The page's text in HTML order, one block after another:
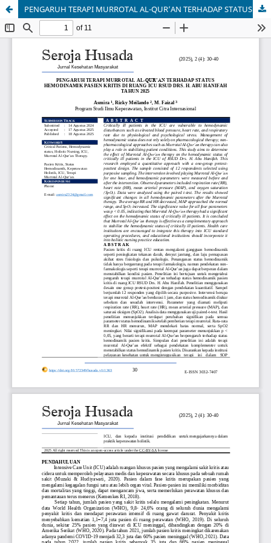
PENGARUH TERAPI MURROTAL AL-QUR’AN TERHADAP STATUS HEMODINAMIK PASIEN KRITIS DI RUANG ICU RSUD DRS. H. ABU HANIFAH TAHUN 2025